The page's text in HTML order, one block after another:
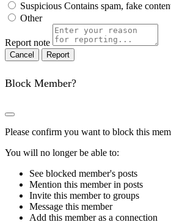
Suspicious Contains spam, fake
Other
Report note
Report
Block Member?
Please confirm you want to block this
You will no longer be able to:
See blocked member's posts
Mention this member in posts
Invite this member to groups
Message this member
Add this member as a connection